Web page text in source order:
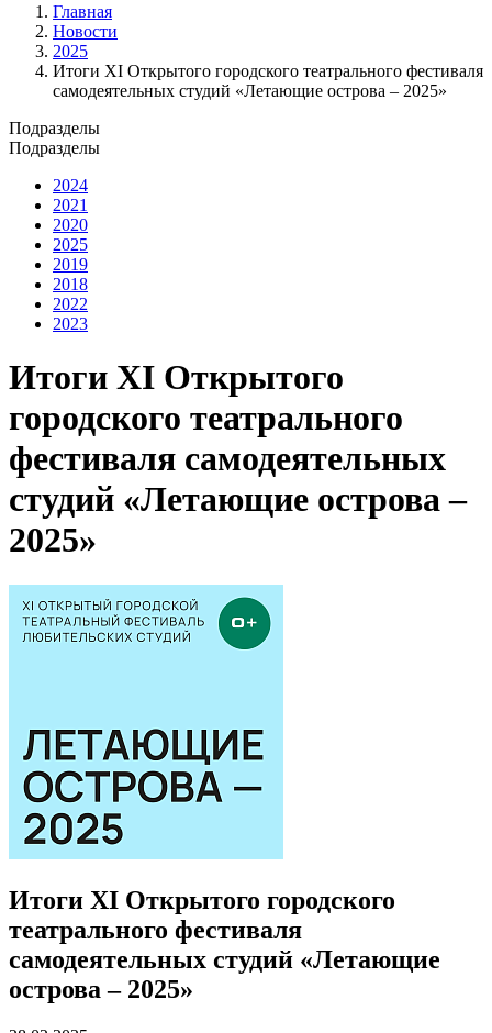
Главная
Новости
2025
Итоги XI Открытого городского театрального фестиваля
самодеятельных студий «Летающие острова – 2025»
Подразделы
Подразделы
2024
2021
2020
2025
2019
2018
2022
2023
Итоги XI Открытого
городского театрального
фестиваля самодеятельных
студий «Летающие острова –
2025»
Итоги XI Открытого городского
театрального фестиваля
самодеятельных студий «Летающие
острова – 2025»